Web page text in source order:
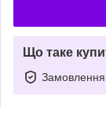
Що таке
Замовлення